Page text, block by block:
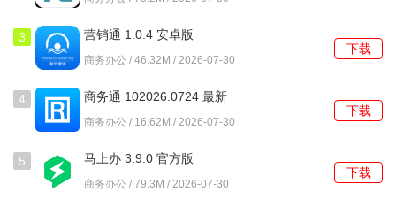
4、支持将常用的对话窗口置顶，避免被后续消息刷屏而淹
没，置顶数量没有上限。
使用教程
1、首次启动需要输入企业提供的专属注册码，完成身份验证
后，系统会自动分配一个初始账号。
2、在通讯录页面，可以通过扫描同事工牌上的二维码，或者
3 营销通 1.0.4 安卓版
商务办公 / 46.32M / 2026-07-30
下载
4
商务通 102026.0724 最新
版
商务办公 / 16.62M / 2026-07-30
下载
5 马上办 3.9.0 官方版
商务办公 / 79.3M / 2026-07-30
下载